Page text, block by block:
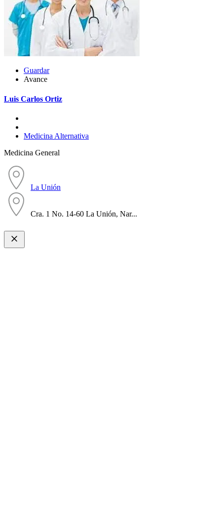
Guardar
Avance
Luis Carlos Ortiz
Medicina Alternativa
Medicina General
La Unión
Cra. 1 No. 14-60 La Unión, Nar...